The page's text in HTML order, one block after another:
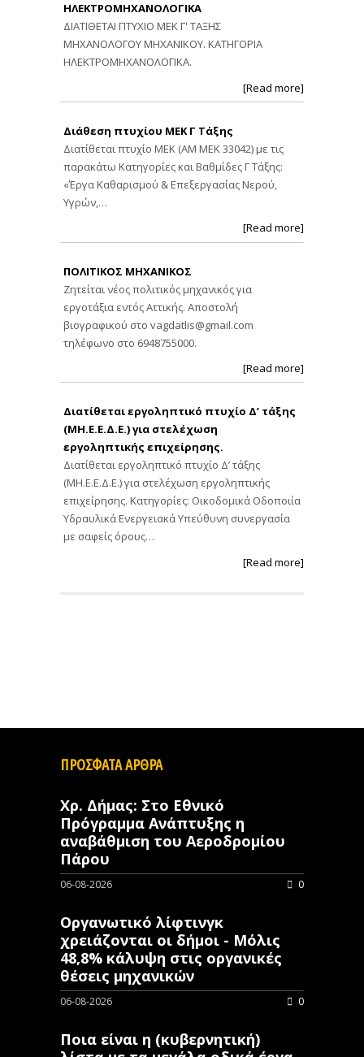
ΗΛΕΚΤΡΟΜΗΧΑΝΟΛΟΓΙΚΑ
ΔΙΑΤΙΘΕΤΑΙ ΠΤΥΧΙΟ ΜΕΚ Γ' ΤΑΞΗΣ
ΜΗΧΑΝΟΛΟΓΟΥ ΜΗΧΑΝΙΚΟΥ. ΚΑΤΗΓΟΡΙΑ
ΗΛΕΚΤΡΟΜΗΧΑΝΟΛΟΓΙΚΑ.
[Read more]
Διάθεση πτυχίου ΜΕΚ Γ Τάξης
Διατίθεται πτυχίο ΜΕΚ (ΑΜ ΜΕΚ 33042) με τις
παρακάτω Κατηγορίες και Βαθμίδες Γ Τάξης:
«Έργα Καθαρισμού & Επεξεργασίας Νερού,
Υγρών,…
[Read more]
ΠΟΛΙΤΙΚΟΣ ΜΗΧΑΝΙΚΟΣ
Ζητείται νέος πολιτικός μηχανικός για
εργοτάξια εντός Αττικής. Αποστολή
βιογραφικού στο vagdatlis@gmail.com
τηλέφωνο στο 6948755000.
[Read more]
Διατίθεται εργοληπτικό πτυχίο Δ’ τάξης
(ΜΗ.Ε.Ε.Δ.Ε.) για στελέχωση
εργοληπτικής επιχείρησης.
Διατίθεται εργοληπτικό πτυχίο Δ’ τάξης
(ΜΗ.Ε.Ε.Δ.Ε.) για στελέχωση εργοληπτικής
επιχείρησης. Κατηγορίες: Οικοδομικά Οδοποιία
Υδραυλικά Ενεργειακά Υπεύθυνη συνεργασία
με σαφείς όρους…
[Read more]
ΠΡΟΣΦΑΤΑ ΑΡΘΡΑ
Χρ. Δήμας: Στο Εθνικό
Πρόγραμμα Ανάπτυξης η
αναβάθμιση του Αεροδρομίου
Πάρου
06-08-2026 0
Οργανωτικό λίφτινγκ
χρειάζονται οι δήμοι - Μόλις
48,8% κάλυψη στις οργανικές
θέσεις μηχανικών
06-08-2026 0
Ποια είναι η (κυβερνητική)